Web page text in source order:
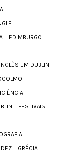
EDIMBURGO
EM DUBLIN
FESTIVAIS
GRÉCIA